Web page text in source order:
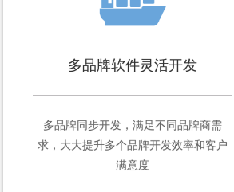
多品牌软件灵活开发
多品牌同步开发，满足不同品牌商需
求，大大提升多个品牌开发效率和客户
满意度